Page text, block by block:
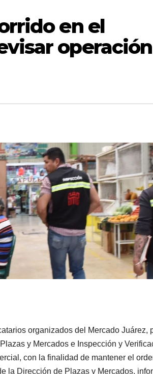
en el
organizados del Mercado Juárez,
y Mercados e Inspección y
con la finalidad de mantener el
la Dirección de Plazas y Mercados,